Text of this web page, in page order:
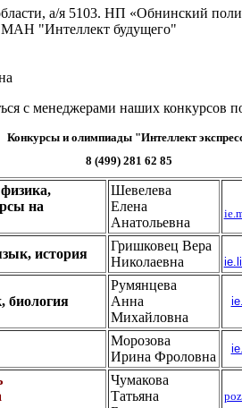
а/я 5103. НП «Обнинский
МАН "Интеллект будущего"
с менеджерами наших конкурсов
Конкурсы и олимпиады "Интеллект
8 (499) 281 62 85
на
Шевелева
Елена
Анатольевна
история
Гришковец Вера
Николаевна
биология
Румянцева
Анна
Михайловна
Морозова
Ирина Фроловна
Чумакова
Татьяна